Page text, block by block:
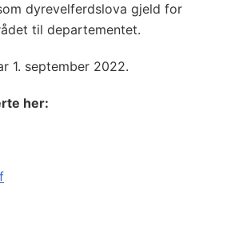
dyrevelferdslova gjeld for
til departementet.
1. september 2022.
her: